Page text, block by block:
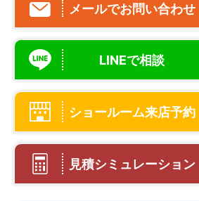
メールでお問い合わせ
LINEで相談
ショールーム来店予約
見積シミュレーション